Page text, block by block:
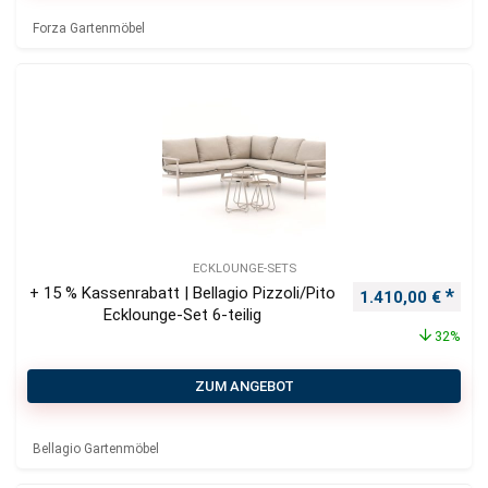
Forza Gartenmöbel
ECKLOUNGE-SETS
+ 15 % Kassenrabatt | Bellagio Pizzoli/Pito
Ecklounge-Set 6-teilig
Ursprünglicher
1.410,00 €
32%
ZUM ANGEBOT
Bellagio Gartenmöbel